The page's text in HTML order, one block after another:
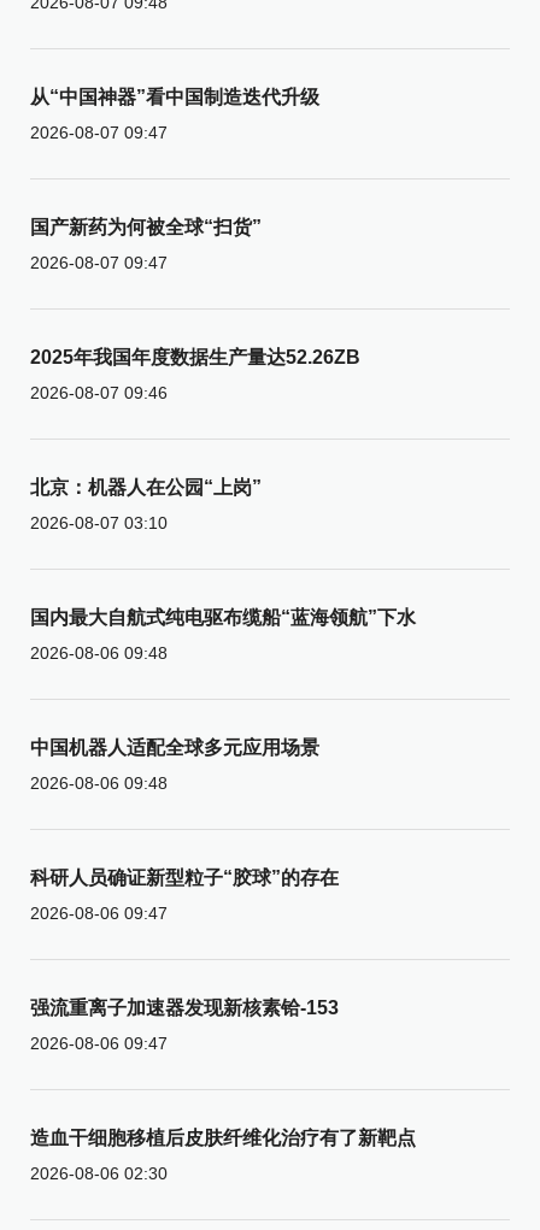
从“中国神器”看中国制造迭代升级
2026-08-07 09:47
国产新药为何被全球“扫货”
2026-08-07 09:47
2025年我国年度数据生产量达52.26ZB
2026-08-07 09:46
北京：机器人在公园“上岗”
2026-08-07 03:10
国内最大自航式纯电驱布缆船“蓝海领航”下水
2026-08-06 09:48
中国机器人适配全球多元应用场景
2026-08-06 09:48
科研人员确证新型粒子“胶球”的存在
2026-08-06 09:47
强流重离子加速器发现新核素铪-153
2026-08-06 09:47
造血干细胞移植后皮肤纤维化治疗有了新靶点
2026-08-06 02:30